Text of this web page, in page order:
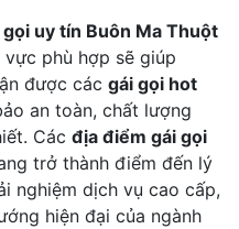
gọi uy tín Buôn Ma Thuột
phù hợp sẽ giúp
được các gái gọi hot
an toàn, chất lượng
Các địa điểm gái gọi
trở thành điểm đến lý
nghiệm dịch vụ cao cấp,
hiện đại của ngành